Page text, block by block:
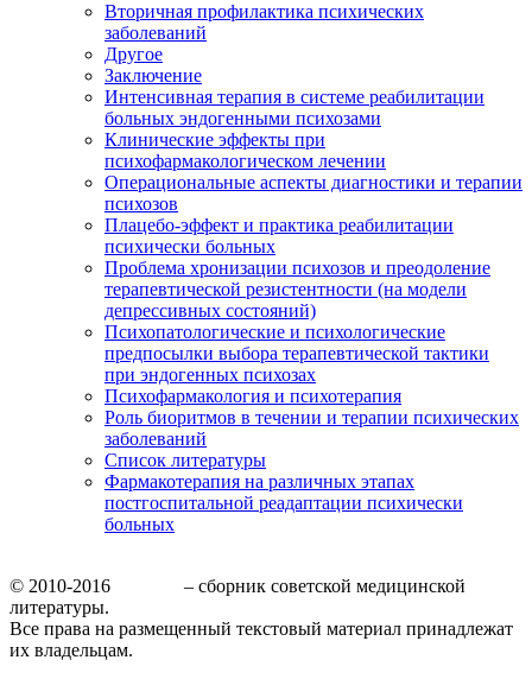
Вторичная профилактика психических
заболеваний
Другое
Заключение
Интенсивная терапия в системе реабилитации
больных эндогенными психозами
Клинические эффекты при
психофармакологическом лечении
Операциональные аспекты диагностики и терапии
психозов
Плацебо-эффект и практика реабилитации
психически больных
Проблема хронизации психозов и преодоление
терапевтической резистентности (на модели
депрессивных состояний)
Психопатологические и психологические
предпосылки выбора терапевтической тактики
при эндогенных психозах
Психофармакология и психотерапия
Роль биоритмов в течении и терапии психических
заболеваний
Список литературы
Фармакотерапия на различных этапах
постгоспитальной реадаптации психически
больных
© 2010-2016
– сборник советской медицинской
литературы.
Все права на размещенный текстовый материал принадлежат
их владельцам.